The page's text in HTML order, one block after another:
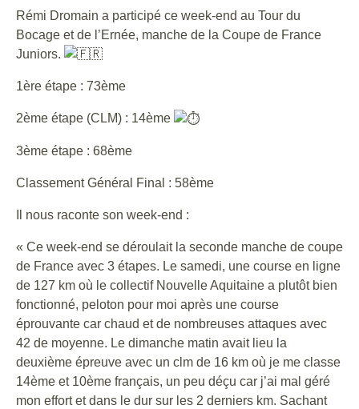
Rémi Dromain a participé ce week-end au Tour du
Bocage et de l’Ernée, manche de la Coupe de France
Juniors.
1ère étape : 73ème
2ème étape (CLM) : 14ème
3ème étape : 68ème
Classement Général Final : 58ème
Il nous raconte son week-end :
« Ce week-end se déroulait la seconde manche de coupe
de France avec 3 étapes. Le samedi, une course en ligne
de 127 km où le collectif Nouvelle Aquitaine a plutôt bien
fonctionné, peloton pour moi après une course
éprouvante car chaud et de nombreuses attaques avec
42 de moyenne. Le dimanche matin avait lieu la
deuxième épreuve avec un clm de 16 km où je me classe
14ème et 10ème français, un peu déçu car j’ai mal géré
mon effort et dans le dur sur les 2 derniers km. Sachant